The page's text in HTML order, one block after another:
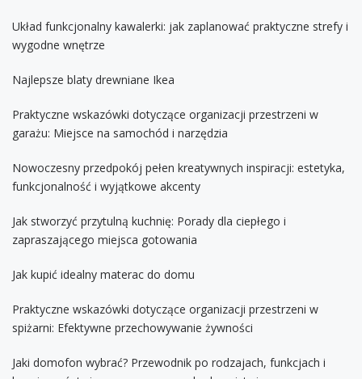
Układ funkcjonalny kawalerki: jak zaplanować praktyczne strefy i
wygodne wnętrze
Najlepsze blaty drewniane Ikea
Praktyczne wskazówki dotyczące organizacji przestrzeni w
garażu: Miejsce na samochód i narzędzia
Nowoczesny przedpokój pełen kreatywnych inspiracji: estetyka,
funkcjonalność i wyjątkowe akcenty
Jak stworzyć przytulną kuchnię: Porady dla ciepłego i
zapraszającego miejsca gotowania
Jak kupić idealny materac do domu
Praktyczne wskazówki dotyczące organizacji przestrzeni w
spiżarni: Efektywne przechowywanie żywności
Jaki domofon wybrać? Przewodnik po rodzajach, funkcjach i